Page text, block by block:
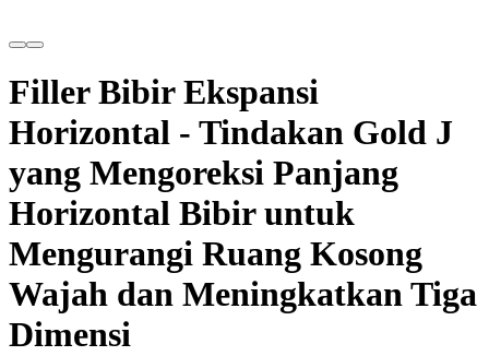
Filler Bibir Ekspansi
Horizontal - Tindakan Gold J
yang Mengoreksi Panjang
Horizontal Bibir untuk
Mengurangi Ruang Kosong
Wajah dan Meningkatkan Tiga
Dimensi